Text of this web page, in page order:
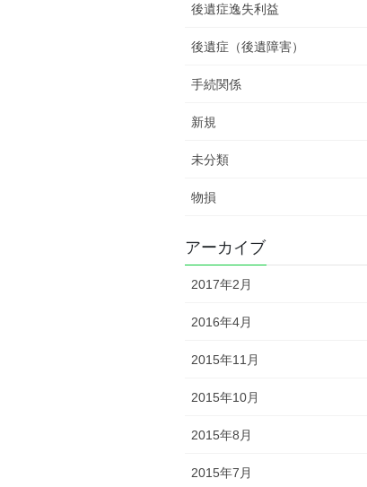
後遺症逸失利益
後遺症（後遺障害）
手続関係
新規
未分類
物損
アーカイブ
2017年2月
2016年4月
2015年11月
2015年10月
2015年8月
2015年7月